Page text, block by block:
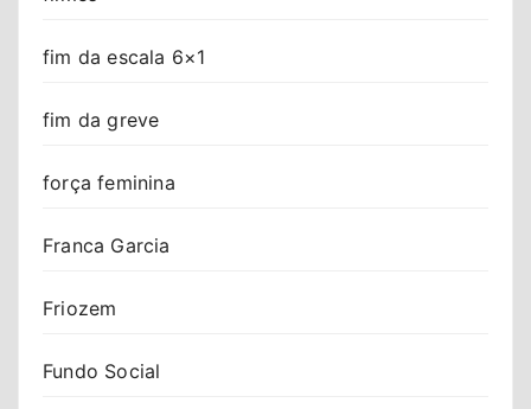
fim da escala 6×1
fim da greve
força feminina
Franca Garcia
Friozem
Fundo Social